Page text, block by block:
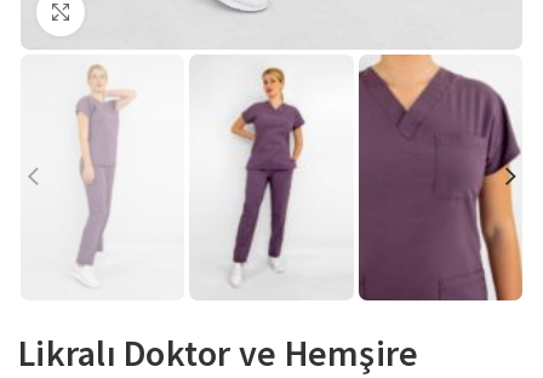
Büyütmek için tıklayın
Likralı Doktor ve Hemşire